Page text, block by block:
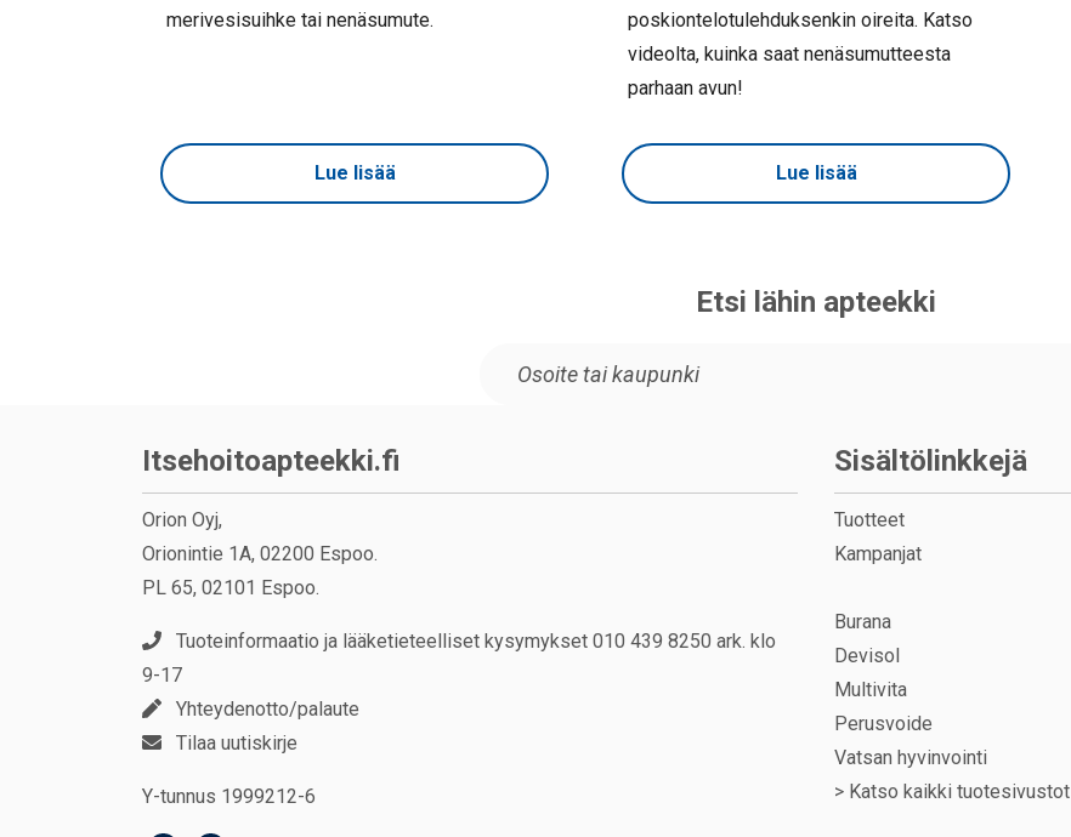
merivesisuihke tai nenäsumute.
Lue lisää
poskiontelotulehduksenkin oireita. Katso
videolta, kuinka saat nenäsumutteesta
parhaan avun!
Lue lisää
Etsi lähin apteekki
Itsehoitoapteekki.fi
Orion Oyj,
Orionintie 1A, 02200 Espoo.
PL 65, 02101 Espoo.
Tuoteinformaatio ja lääketieteelliset kysymykset 010 439 8250 ark. klo
9-17
Yhteydenotto/palaute
Tilaa uutiskirje
Y-tunnus 1999212-6
Sisältölinkkejä
Tuotteet
Kampanjat
Burana
Devisol
Multivita
Perusvoide
Vatsan hyvinvointi
> Katso kaikki tuotesivustot